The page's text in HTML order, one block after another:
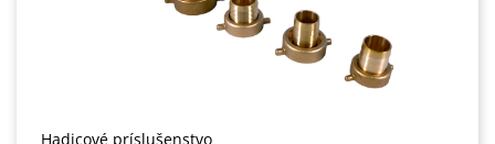
Hadicové príslušenstvo